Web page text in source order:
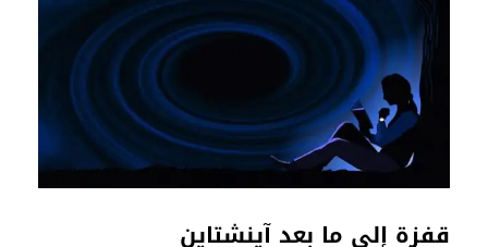
قفزة إلى ما بعدآينشتاين